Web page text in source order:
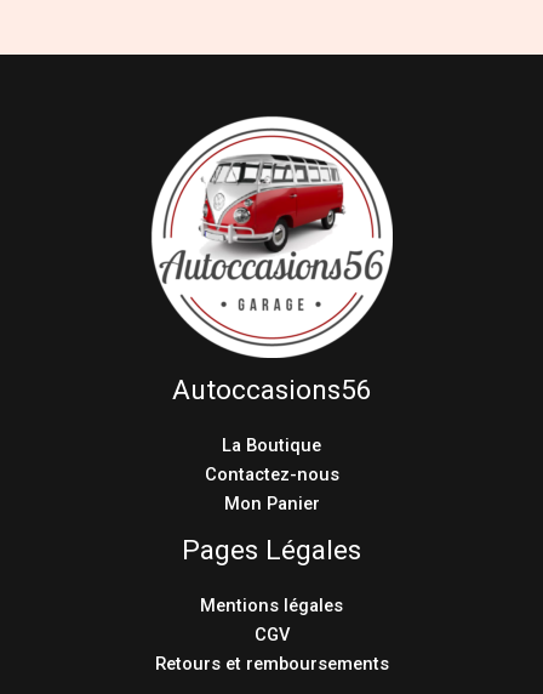
Autoccasions56
La Boutique
Contactez-nous
Mon Panier
Pages Légales
Mentions légales
CGV
Retours et remboursements